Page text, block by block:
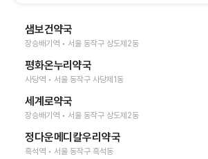
샘보건약국
장승배기역 • 서울 동작구 상도제2동
평화온누리약국
사당역 • 서울 동작구 사당제1동
세계로약국
장승배기역 • 서울 동작구 상도제2동
정다운메디칼우리약국
흑석역 • 서울 동작구 흑석동